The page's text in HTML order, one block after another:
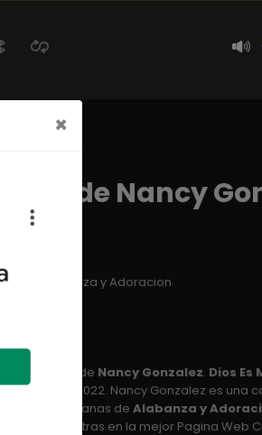
Dios de Nancy
Alabanza y Adoracion
una canción de Nancy Gonzalez. Dios Es
el año 2022. Nancy Gonzalez es una
Cristianas de Alabanza y
las encuentras en la mejor Pagina Web
×